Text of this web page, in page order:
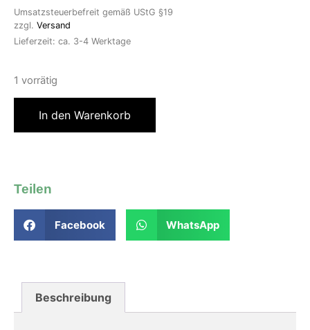
Umsatzsteuerbefreit gemäß UStG §19
zzgl. Versand
Lieferzeit: ca. 3-4 Werktage
1 vorrätig
In den Warenkorb
Teilen
Facebook WhatsApp
Beschreibung